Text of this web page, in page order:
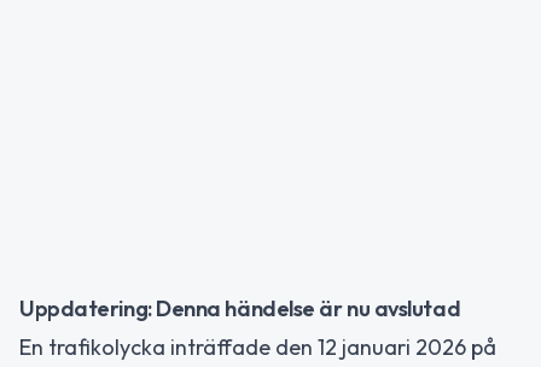
Uppdatering: Denna händelse är nu avslutad
En trafikolycka inträffade den 12 januari 2026 på